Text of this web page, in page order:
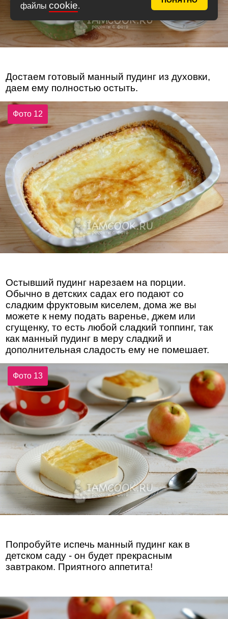
файлы cookie.
Достаем готовый манный пудинг из духовки,
даем ему полностью остыть.
Фото 12
Остывший пудинг нарезаем на порции.
Обычно в детских садах его подают со
сладким фруктовым киселем, дома же вы
можете к нему подать варенье, джем или
сгущенку, то есть любой сладкий топпинг, так
как манный пудинг в меру сладкий и
дополнительная сладость ему не помешает.
Фото 13
Попробуйте испечь манный пудинг как в
детском саду - он будет прекрасным
завтраком. Приятного аппетита!